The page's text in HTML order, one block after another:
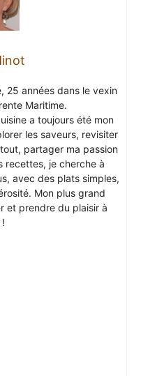
25 années dans le vexin
Maritime.
a toujours été mon
les saveurs, revisiter
partager ma passion
recettes, je cherche à
avec des plats simples,
Mon plus grand
et prendre du plaisir à